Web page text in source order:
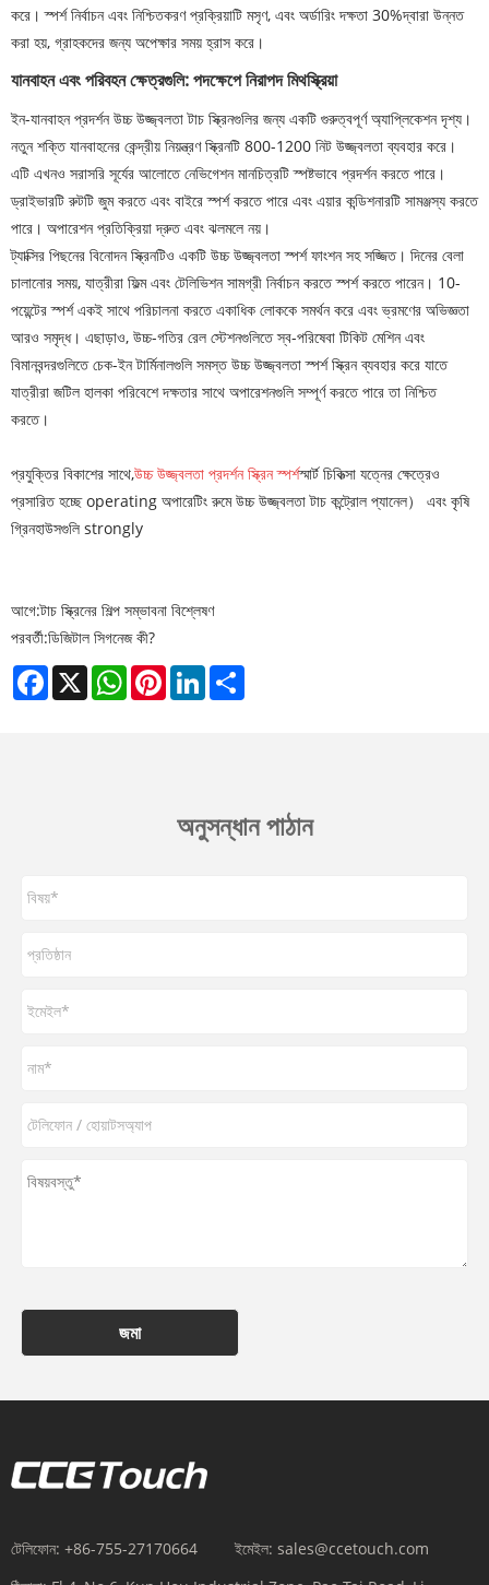
করে। স্পর্শ নির্বাচন এবং নিশ্চিতকরণ প্রক্রিয়াটি মসৃণ, এবং অর্ডারিং দক্ষতা 30%দ্বারা উন্নত
করা হয়, গ্রাহকদের জন্য অপেক্ষার সময় হ্রাস করে।
যানবাহন এবং পরিবহন ক্ষেত্রগুলি: পদক্ষেপে নিরাপদ মিথস্ক্রিয়া
ইন-যানবাহন প্রদর্শন উচ্চ উজ্জ্বলতা টাচ স্ক্রিনগুলির জন্য একটি গুরুত্বপূর্ণ অ্যাপ্লিকেশন দৃশ্য।
নতুন শক্তি যানবাহনের কেন্দ্রীয় নিয়ন্ত্রণ স্ক্রিনটি 800-1200 নিট উজ্জ্বলতা ব্যবহার করে।
এটি এখনও সরাসরি সূর্যের আলোতে নেভিগেশন মানচিত্রটি স্পষ্টভাবে প্রদর্শন করতে পারে।
ড্রাইভারটি রুটটি জুম করতে এবং বাইরে স্পর্শ করতে পারে এবং এয়ার কন্ডিশনারটি সামঞ্জস্য করতে
পারে। অপারেশন প্রতিক্রিয়া দ্রুত এবং ঝলমলে নয়।
ট্যাক্সির পিছনের বিনোদন স্ক্রিনটিও একটি উচ্চ উজ্জ্বলতা স্পর্শ ফাংশন সহ সজ্জিত। দিনের বেলা
চালানোর সময়, যাত্রীরা ফিল্ম এবং টেলিভিশন সামগ্রী নির্বাচন করতে স্পর্শ করতে পারেন। 10-
পয়েন্টের স্পর্শ একই সাথে পরিচালনা করতে একাধিক লোককে সমর্থন করে এবং ভ্রমণের অভিজ্ঞতা
আরও সমৃদ্ধ। এছাড়াও, উচ্চ-গতির রেল স্টেশনগুলিতে স্ব-পরিষেবা টিকিট মেশিন এবং
বিমানবন্দরগুলিতে চেক-ইন টার্মিনালগুলি সমস্ত উচ্চ উজ্জ্বলতা স্পর্শ স্ক্রিন ব্যবহার করে যাতে
যাত্রীরা জটিল হালকা পরিবেশে দক্ষতার সাথে অপারেশনগুলি সম্পূর্ণ করতে পারে তা নিশ্চিত
করতে।
প্রযুক্তির বিকাশের সাথে,উচ্চ উজ্জ্বলতা প্রদর্শন স্ক্রিন স্পর্শস্মার্ট চিকিত্সা যত্নের ক্ষেত্রেও
প্রসারিত হচ্ছে operating অপারেটিং রুমে উচ্চ উজ্জ্বলতা টাচ কন্ট্রোল প্যানেল） এবং কৃষি
গ্রিনহাউসগুলি strongly
আগে:টাচ স্ক্রিনের শিল্প সম্ভাবনা বিশ্লেষণ
পরবর্তী:ডিজিটাল সিগনেজ কী?
Facebook
X WhatsAppPinterestLinkedIn
অনুসন্ধান পাঠান
জমা
টেলিফোন: +86-755-27170664 ইমেইল: sales@ccetouch.com